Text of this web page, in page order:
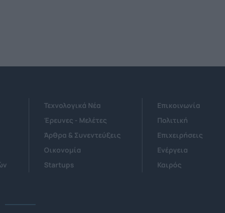
Τεχνολογικά Νέα
Έρευνες - Μελέτες
Άρθρα & Συνεντεύξεις
Οικονομία
Startups
Επικοινωνία
Πολιτική
Επιχειρήσεις
Ενέργεια
Καιρός